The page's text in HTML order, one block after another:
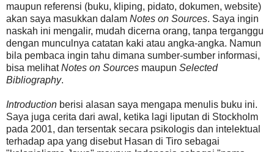
maupun referensi (buku, kliping, pidato, dokumen, website)
akan saya masukkan dalam Notes on Sources. Saya ingin
naskah ini mengalir, mudah dicerna orang, tanpa terganggu
dengan munculnya catatan kaki atau angka-angka. Namun
bila pembaca ingin tahu dimana sumber-sumber informasi,
bisa melihatNotes on Sources maupun Selected
Bibliography.
Introduction berisi alasan saya mengapa menulis buku ini.
Saya juga cerita dari awal, ketika lagi liputan di Stockholm
pada 2001, dan tersentak secara psikologis dan intelektual
terhadap apa yang disebut Hasan di Tiro sebagai